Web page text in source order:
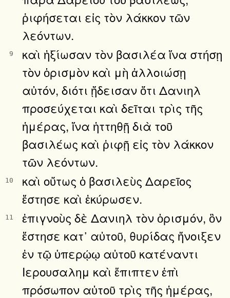
ῥιφήσεται εἰς τὸν λάκκον τῶν
λεόντων.
9
καὶ ἠξίωσαν τὸν βασιλέα ἵνα στήσῃ
τὸν ὁρισμὸν καὶ μὴ ἀλλοιώσῃ
αὐτόν, διότι ᾔδεισαν ὅτι Δανιηλ
προσεύχεται καὶ δεῖται τρὶς τῆς
ἡμέρας, ἵνα ἡττηθῇ διὰ τοῦ
βασιλέως καὶ ῥιφῇ εἰς τὸν λάκκον
τῶν λεόντων.
10
καὶ οὕτως ὁ βασιλεὺς Δαρεῖος
ἔστησε καὶ ἐκύρωσεν.
11
ἐπιγνοὺς δὲ Δανιηλ τὸν ὁρισμόν, ὃν
ἔστησε κατ᾿ αὐτοῦ, θυρίδας ἤνοιξεν
ἐν τῷ ὑπερῴῳ αὐτοῦ κατέναντι
Ιερουσαλημ καὶ ἔπιπτεν ἐπὶ
πρόσωπον αὐτοῦ τρὶς τῆς ἡμέρας,